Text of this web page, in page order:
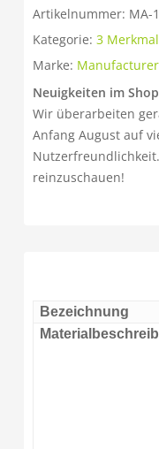
Artikelnummer: MA-
Kategorie: 3
Marke: Manufacturer
Neuigkeiten im Shop
Wir überarbeiten
Anfang August auf
reinzuschauen!
Bezeichnung